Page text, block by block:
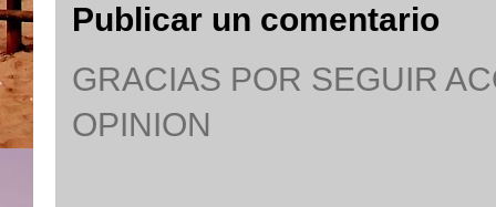
Publicar un comentario
GRACIAS POR SEGUIR
OPINION